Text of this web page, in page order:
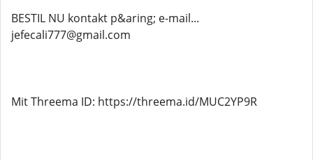
BESTIL NU kontakt p&aring; e-mail...
jefecali777@gmail.com
Mit Threema ID: https://threema.id/MUC2YP9R